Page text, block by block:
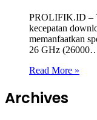
PROLIFIK.ID –
kecepatan
memanfaatkan
26 GHz
Read More »
Archives